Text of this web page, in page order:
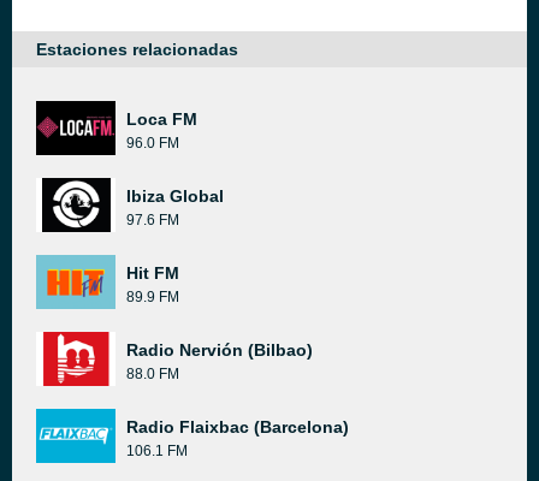
Estaciones relacionadas
Loca FM
96.0 FM
Ibiza Global
97.6 FM
Hit FM
89.9 FM
Radio Nervión (Bilbao)
88.0 FM
Radio Flaixbac (Barcelona)
106.1 FM